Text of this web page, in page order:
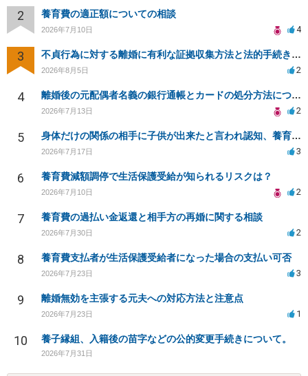
2 養育費の適正額についての相談
2026年7月10日 4
3 不貞行為に対する離婚に有利な証拠収集方法と法的手続きについて
2026年8月5日 2
4 離婚後の元配偶者名義の銀行通帳とカードの処分方法について
2026年7月13日 2
5 身体だけの関係の相手に子供が出来たと言われ認知、養育費を要求されているが自身の子供か分からない
2026年7月17日 3
6 養育費減額調停で生活保護受給が知られるリスクは？
2026年7月10日 2
7 養育費の過払い金返還と相手方の再婚に関する相談
2026年7月30日 2
8 養育費支払者が生活保護受給者になった場合の支払い可否
2026年7月23日 3
9 離婚無効を主張する元夫への対応方法と注意点
2026年7月23日 1
10 養子縁組、入籍後の苗字などの公的変更手続きについて。
2026年7月31日